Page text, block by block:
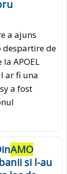
a ajuns
despartire de
APOEL
ar fi una
a fost
AMO
si l-au